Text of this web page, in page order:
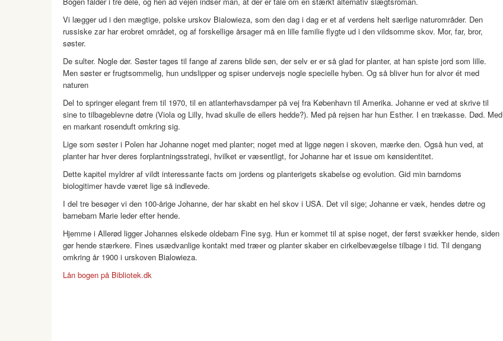
Vi lægger ud i den mægtige, polske urskov Bialowieza, som den dag i dag er et af verdens helt særlige naturområder. Den
russiske zar har erobret området, og af forskellige årsager må en lille familie flygte ud i den vildsomme skov. Mor, far, bror,
søster.
De sulter. Nogle dør. Søster tages til fange af zarens blide søn, der selv er er så glad for planter, at han spiste jord som lille.
Men søster er frugtsommelig, hun undslipper og spiser undervejs nogle specielle hyben. Og så bliver hun for alvor ét med
naturen
Del to springer elegant frem til 1970, til en atlanterhavsdamper på vej fra København til Amerika. Johanne er ved at skrive til
sine to tilbageblevne døtre (Viola og Lilly, hvad skulle de ellers hedde?). Med på rejsen har hun Esther. I en trækasse. Død. Med
en markant rosenduft omkring sig.
Lige som søster i Polen har Johanne noget med planter; noget med at ligge nøgen i skoven, mærke den. Også hun ved, at
planter har hver deres forplantningsstrategi, hvilket er væsentligt, for Johanne har et issue om kønsidentitet.
Dette kapitel myldrer af vildt interessante facts om jordens og planterigets skabelse og evolution. Gid min barndoms
biologitimer havde været lige så indlevede.
I del tre besøger vi den 100-årige Johanne, der har skabt en hel skov i USA. Det vil sige; Johanne er væk, hendes døtre og
barnebarn Marie leder efter hende.
Hjemme i Allerød ligger Johannes elskede oldebarn Fine syg. Hun er kommet til at spise noget, der først svækker hende, siden
gør hende stærkere. Fines usædvanlige kontakt med træer og planter skaber en cirkelbevægelse tilbage i tid. Til dengang
omkring år 1900 i urskoven Bialowieza.
Lån bogen på Bibliotek.dk